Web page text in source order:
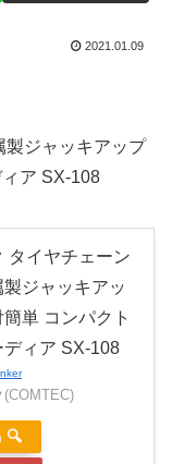
2021.01.09
製ジャッキアップ
ア SX-108
タイヤチェーン
ジャッキアッ
単 コンパクト
ディア SX-108
(COMTEC)
🔍